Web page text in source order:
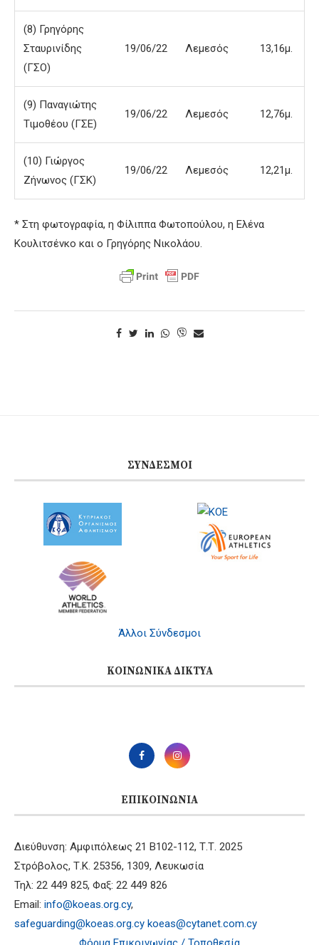
(8) Γρηγόρης
Σταυρινίδης
(ΓΣΟ)
19/06/22 Λεμεσός 13,16μ.
(9) Παναγιώτης
Τιμοθέου (ΓΣΕ)
19/06/22 Λεμεσός 12,76μ.
(10) Γιώργος
Ζήνωνος (ΓΣΚ)
19/06/22 Λεμεσός 12,21μ.
* Στη φωτογραφία, η Φίλιππα Φωτοπούλου, η Ελένα
Κουλιτσένκο και ο Γρηγόρης Νικολάου.
ΣΎΝΔΕΣΜΟΙ
Άλλοι Σύνδεσμοι
ΚΟΙΝΩΝΙΚΆ ΔΊΚΤΥΑ
ΕΠΙΚΟΙΝΩΝΊΑ
Διεύθυνση: Αμφιπόλεως 21 B102-112, Τ.Τ. 2025
Στρόβολος, Τ.Κ. 25356, 1309, Λευκωσία
Τηλ: 22 449 825, Φαξ: 22 449 826
Email: info@koeas.org.cy,
safeguarding@koeas.org.cy koeas@cytanet.com.cy